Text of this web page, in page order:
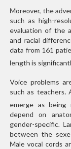
Moreover, the
such as high-
evaluation of the
and racial
data from 161
length is
Voice problems
such as teachers.
emerge as being
depend on
gender-specific.
between the
Male vocal cords